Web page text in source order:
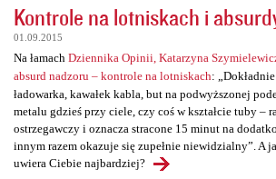
Kontrole na lotniskach i
01.09.2015
Na łamach Dziennika Opinii, Katarzyna
absurd nadzoru – kontrole na lotniskach:
ładowarka, kawałek kabla, but na podwyższonej
metalu gdzieś przy ciele, czy coś w kształcie tuby –
ostrzegawczy i oznacza stracone 15 minut na
innym razem okazuje się zupełnie niewidzialny”. A
uwiera Ciebie najbardziej?